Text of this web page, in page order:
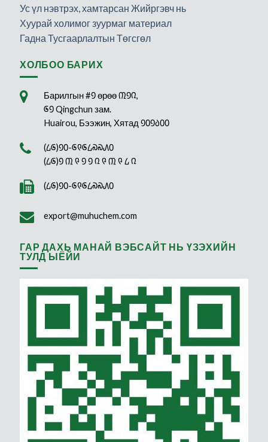
Ус үл нэвтрэх, хамтарсан Жийргэвч нь
Хуурай холимог зуурмаг материал
Гадна Тусгаарлалтын Төгсгөл
ХОЛБОО БАРИХ
Барилгын #᠑ өрөө ᠓᠑᠒,
᠖᠑ Qingchun зам.
Huairou, Бээжин, Хятад ᠑᠐᠑᠔᠐᠐
(᠘᠖)᠑᠐-᠖᠙᠖᠘᠗᠗᠕᠐
(᠘᠖)᠑ ᠓ ᠙ ᠑ ᠑ ᠒ ᠙ ᠓ ᠙ ᠘ ᠒
(᠘᠖)᠑᠐-᠖᠙᠖᠘᠗᠗᠕᠐
export@muhuchem.com
ГАР ДАХЬ МАНАЙ ВЭБСАЙТ НЬ ҮЗЭХИЙН
ТУЛД ЫЁЙИ